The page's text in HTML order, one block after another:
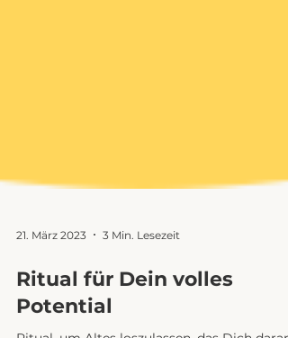
21. März 2023 3 Min. Lesezeit